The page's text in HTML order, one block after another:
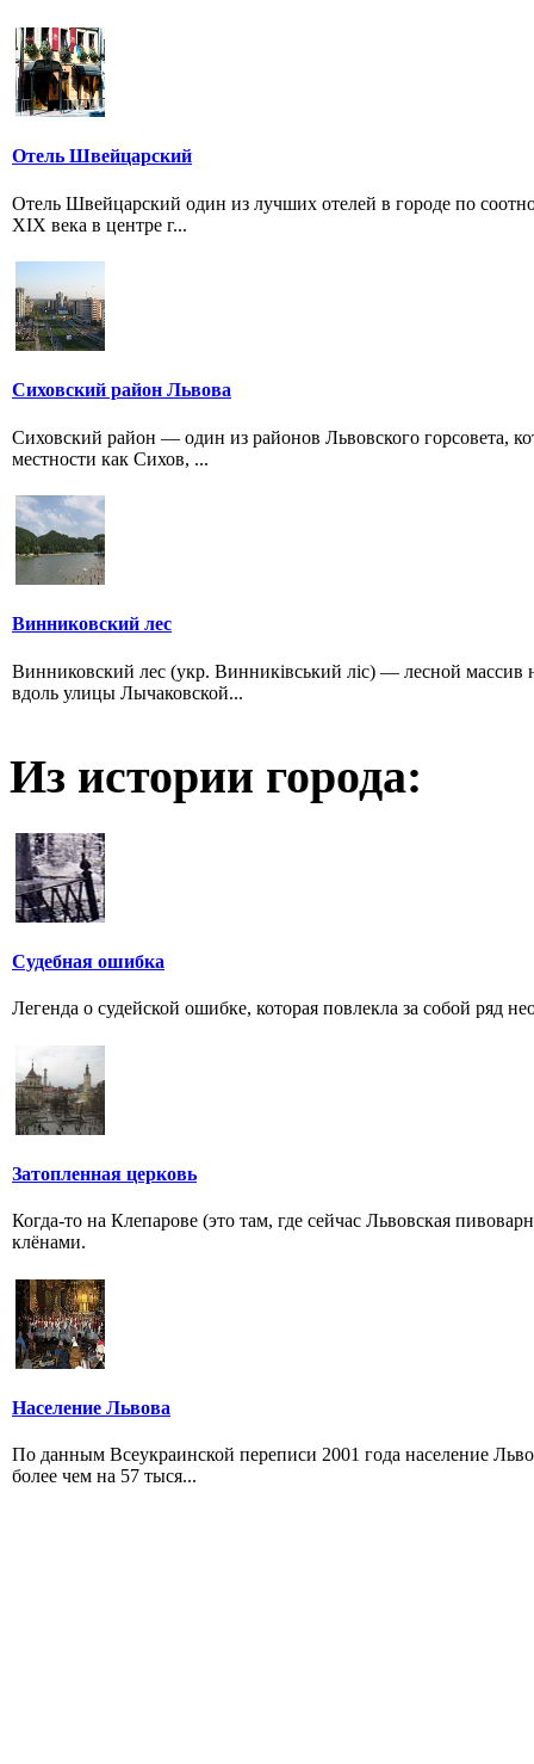
Отель Швейцарский
Отель Швейцарский один из лучших отелей в городе по
XIX века в центре г...
Сиховский район Львова
Сиховский район — один из районов Львовского горсовета,
местности как Сихов, ...
Винниковский лес
Винниковский лес (укр. Винниківський ліс) — лесной
вдоль улицы Лычаковской...
Из истории города:
Судебная ошибка
Легенда о судейской ошибке, которая повлекла за собой ряд
Затопленная церковь
Когда-то на Клепарове (это там, где сейчас Львовская
клёнами.
Население Львова
По данным Всеукраинской переписи 2001 года население
более чем на 57 тыся...